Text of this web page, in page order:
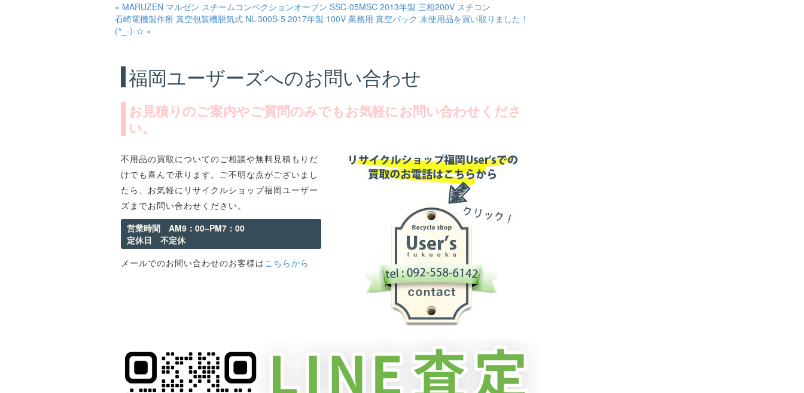
« MARUZEN マルゼン スチームコンベクションオーブン SSC-05MSC 2013年製 三相200V スチコン
石崎電機製作所 真空包装機脱気式 NL-300S-5 2017年製 100V 業務用 真空パック 未使用品を買い取りました！
(^_-)-☆ »
福岡ユーザーズへのお問い合わせ
お見積りのご案内やご質問のみでもお気軽にお問い合わせくださ
い。
不用品の買取についてのご相談や無料見積もりだ
けでも喜んで承ります。ご不明な点がございまし
たら、お気軽にリサイクルショップ福岡ユーザー
ズまでお問い合わせください。
営業時間 AM9：00~PM7：00
定休日 不定休
メールでのお問い合わせのお客様はこちらから